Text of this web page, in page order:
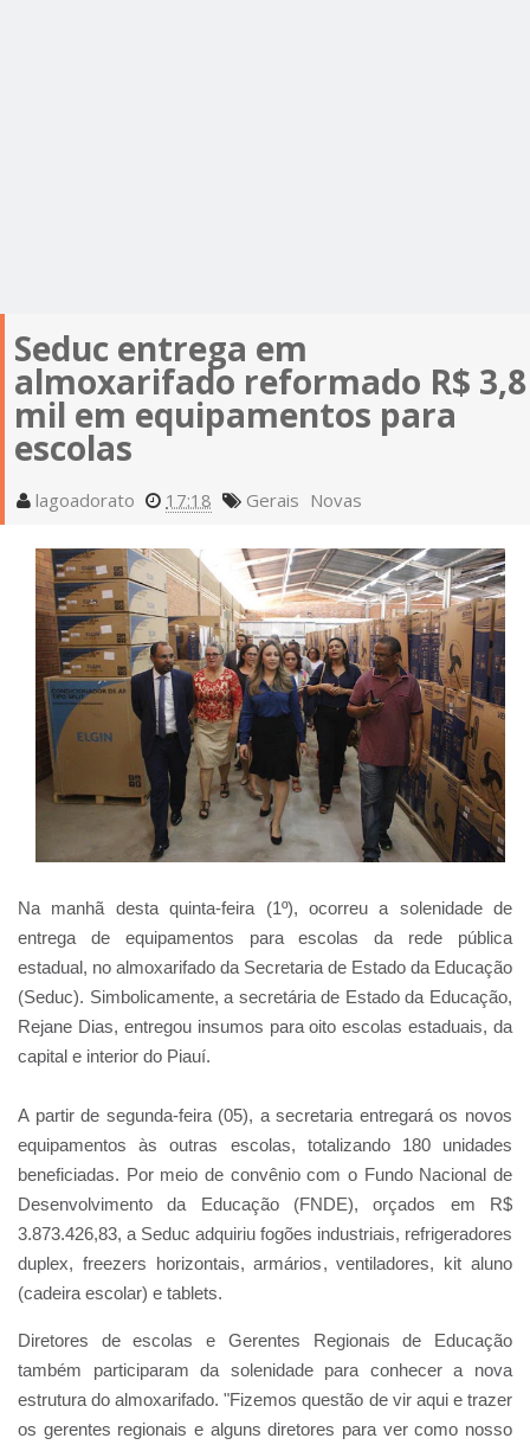
Seduc entrega em
almoxarifado reformado R$ 3,8
mil em equipamentos para
escolas
lagoadorato 17:18 Gerais Novas
Na manhã desta quinta-feira (1º), ocorreu a solenidade de
entrega de equipamentos para escolas da rede pública
estadual, no almoxarifado da Secretaria de Estado da Educação
(Seduc). Simbolicamente, a secretária de Estado da Educação,
Rejane Dias, entregou insumos para oito escolas estaduais, da
capital e interior do Piauí.
A partir de segunda-feira (05), a secretaria entregará os novos
equipamentos às outras escolas, totalizando 180 unidades
beneficiadas. Por meio de convênio com o Fundo Nacional de
Desenvolvimento da Educação (FNDE), orçados em R$
3.873.426,83, a Seduc adquiriu fogões industriais, refrigeradores
duplex, freezers horizontais, armários, ventiladores, kit aluno
(cadeira escolar) e tablets.
Diretores de escolas e Gerentes Regionais de Educação
também participaram da solenidade para conhecer a nova
estrutura do almoxarifado. "Fizemos questão de vir aqui e trazer
os gerentes regionais e alguns diretores para ver como nosso